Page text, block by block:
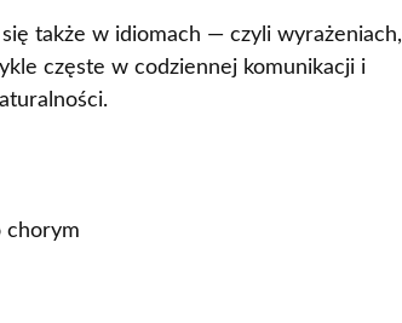
także w idiomach — czyli wyrażeniach,
częste w codziennej komunikacji i
chorym